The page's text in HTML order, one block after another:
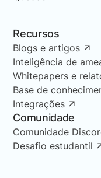
Recursos
Blogs e artigos
Inteligência de
Whitepapers e
Base de
Integrações
Comunidade
Comunidade
Desafio estudantil